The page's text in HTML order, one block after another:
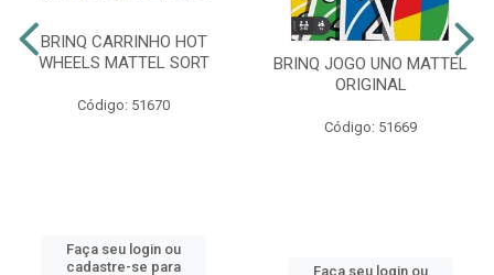
BRINQ CARRINHO HOT
WHEELS MATTEL SORT
Código: 51670
Faça seu login ou
cadastre-se para
BRINQ JOGO UNO MATTEL
ORIGINAL
Código: 51669
Faça seu login ou